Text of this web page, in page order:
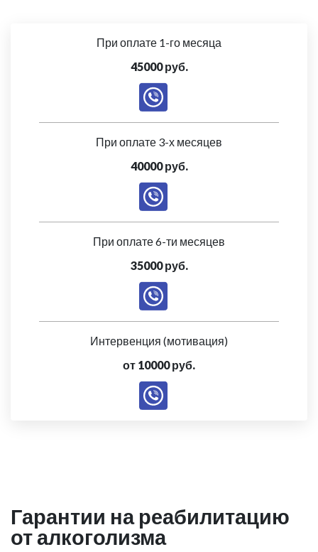
При оплате 1-го месяца
45000 руб.
При оплате 3-х месяцев
40000 руб.
При оплате 6-ти месяцев
35000 руб.
Интервенция (мотивация)
от 10000 руб.
Гарантии на реабилитацию
от алкоголизма